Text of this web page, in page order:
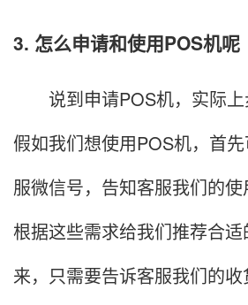
3. 怎么申请和使用POS机呢
说到申请POS机，实际上
假如我们想使用POS机，首
服微信号，告知客服我们的
根据这些需求给我们推荐合
来，只需要告诉客服我们的